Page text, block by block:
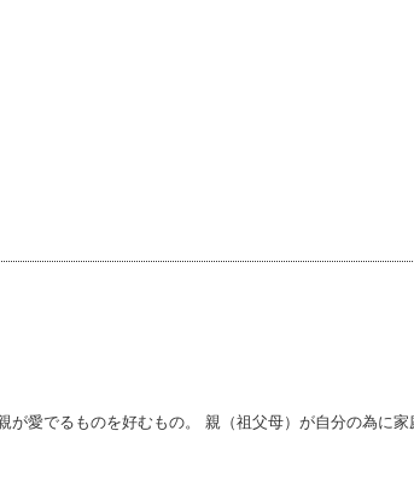
愛でるものを好むもの。 親（祖父母）が自分の為に